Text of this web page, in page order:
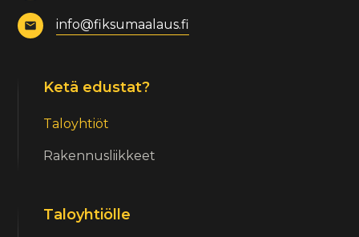
info@fiksumaalaus.fi
Ketä edustat?
Taloyhtiöt
Rakennusliikkeet
Taloyhtiölle